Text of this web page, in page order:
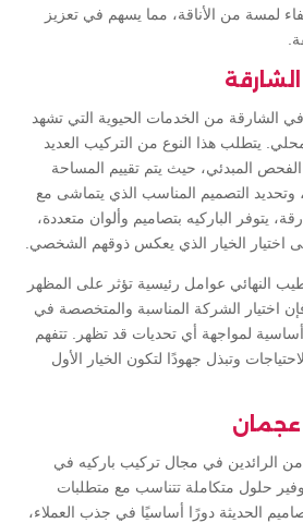
لمسة من الأناقة، مما يسهم في تعزيز
في الشارقة من الخدمات الحيوية التي تشهد
يتطلب هذا النوع من التركيب العديد
المبدئي، حيث يتم تقييم المساحة
وتحديد التصميم المناسب الذي يتماشى مع
يتوفر الباركيه بتصاميم وألوان متعددة،
اختيار الخيار الذي يعكس ذوقهم الشخصي.
النهائي عوامل رئيسية تؤثر على المظهر
فإن اختيار الشركة المناسبة والمتخصصة في
لمواجهة أي تحديات قد تظهر. تتفهم
وتبذل جهودًا لتكون الخيار الأول
عجمان
الرائدين في مجال تركيب باركيه في
حلول متكاملة تتناسب مع متطلبات
الحديثة دورًا أساسيًا في جذب العملاء،